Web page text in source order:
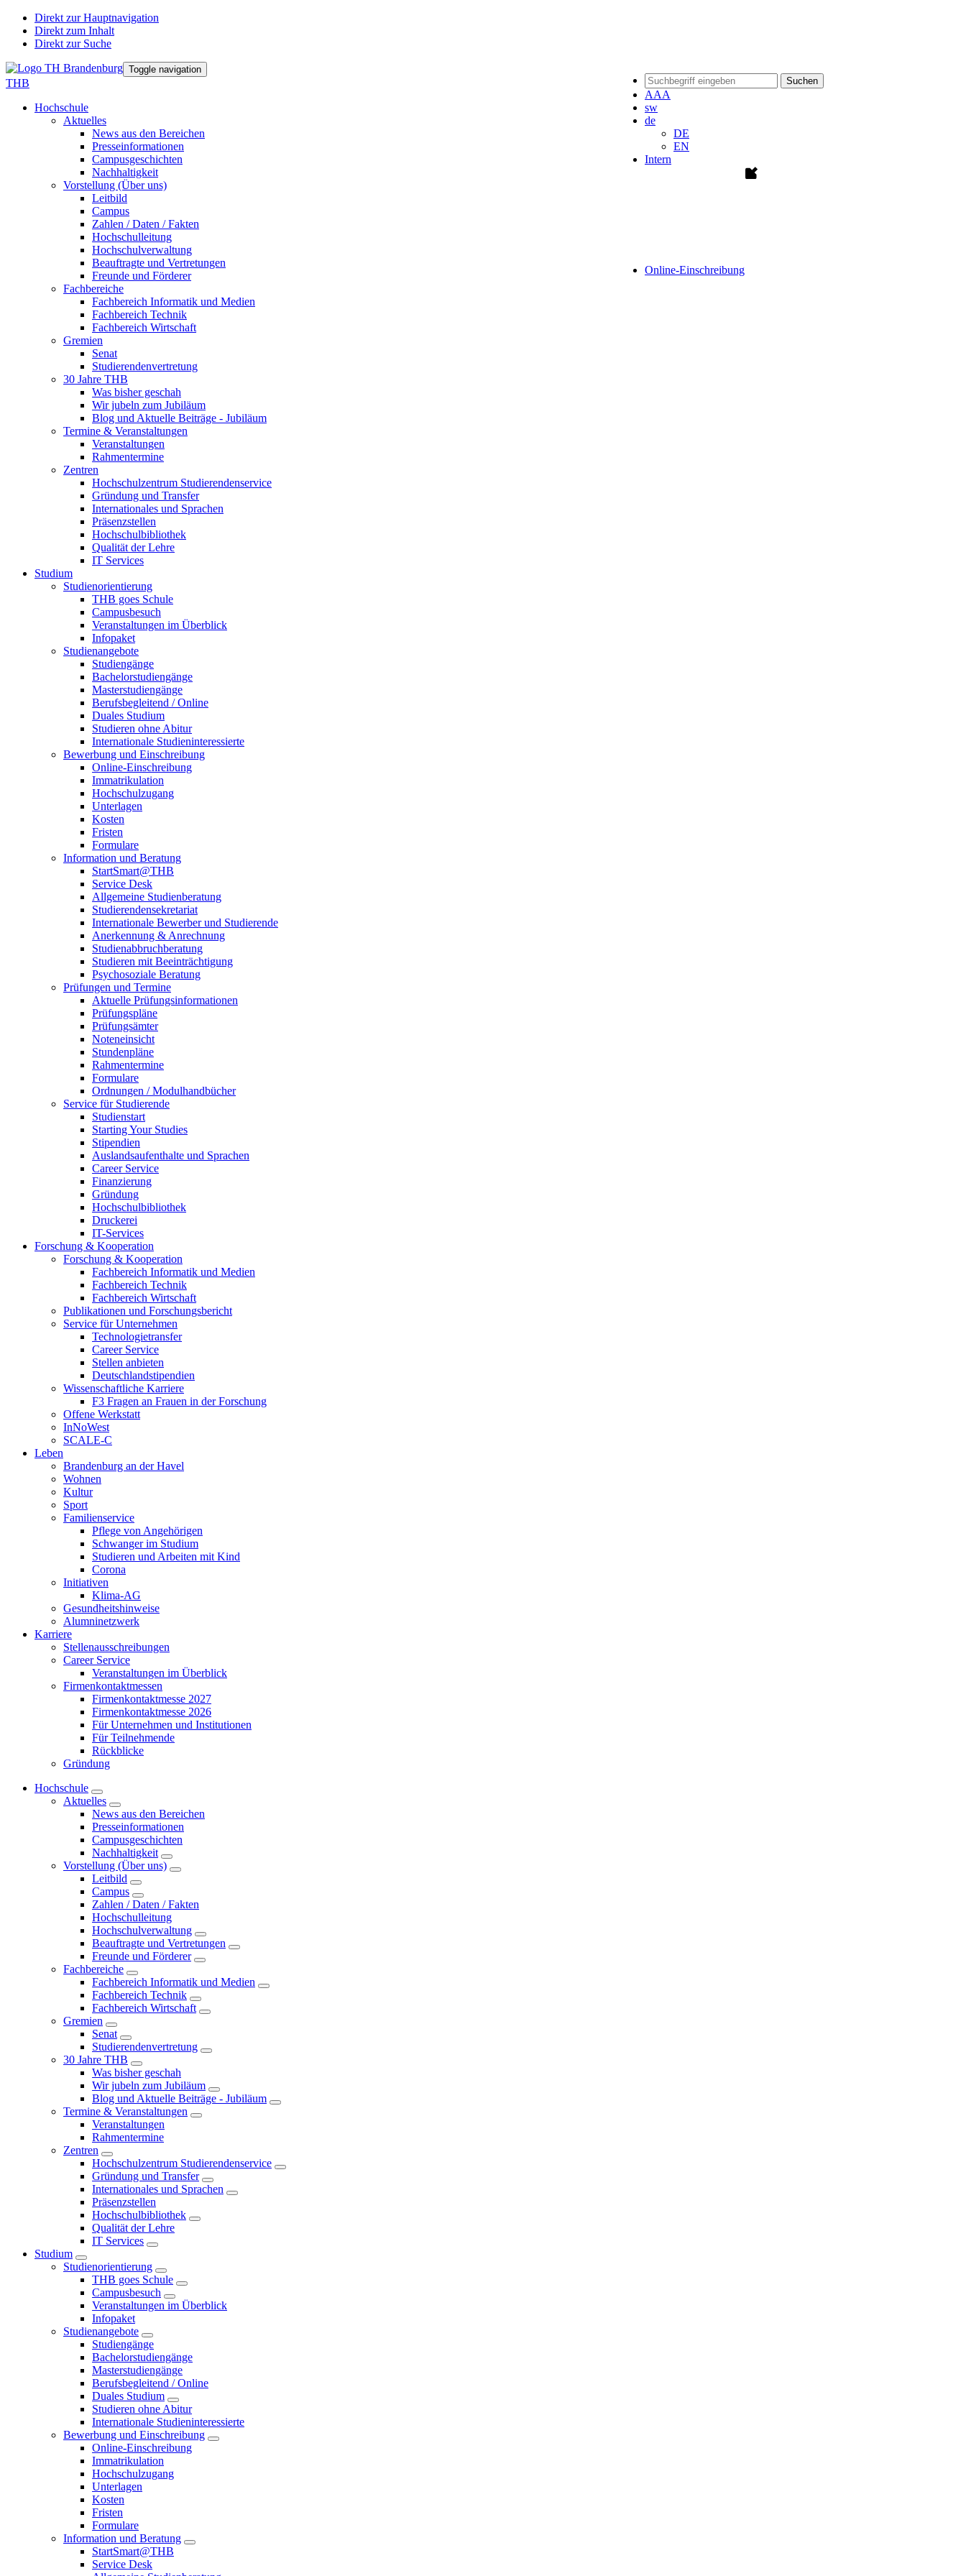
Direkt zur Hauptnavigation
Direkt zum Inhalt
Direkt zur Suche
Suchen
AAA
sw
de
DE
EN
Intern
Online-Einschreibung
Toggle navigation
THB
Hochschule
Aktuelles
News aus den Bereichen
Presseinformationen
Campusgeschichten
Nachhaltigkeit
Vorstellung (Über uns)
Leitbild
Campus
Zahlen / Daten / Fakten
Hochschulleitung
Hochschulverwaltung
Beauftragte und Vertretungen
Freunde und Förderer
Fachbereiche
Fachbereich Informatik und Medien
Fachbereich Technik
Fachbereich Wirtschaft
Gremien
Senat
Studierendenvertretung
30 Jahre THB
Was bisher geschah
Wir jubeln zum Jubiläum
Blog und Aktuelle Beiträge - Jubiläum
Termine & Veranstaltungen
Veranstaltungen
Rahmentermine
Zentren
Hochschulzentrum Studierendenservice
Gründung und Transfer
Internationales und Sprachen
Präsenzstellen
Hochschulbibliothek
Qualität der Lehre
IT Services
Studium
Studienorientierung
THB goes Schule
Campusbesuch
Veranstaltungen im Überblick
Infopaket
Studienangebote
Studiengänge
Bachelorstudiengänge
Masterstudiengänge
Berufsbegleitend / Online
Duales Studium
Studieren ohne Abitur
Internationale Studieninteressierte
Bewerbung und Einschreibung
Online-Einschreibung
Immatrikulation
Hochschulzugang
Unterlagen
Kosten
Fristen
Formulare
Information und Beratung
StartSmart@THB
Service Desk
Allgemeine Studienberatung
Studierendensekretariat
Internationale Bewerber und Studierende
Anerkennung & Anrechnung
Studienabbruchberatung
Studieren mit Beeinträchtigung
Psychosoziale Beratung
Prüfungen und Termine
Aktuelle Prüfungsinformationen
Prüfungspläne
Prüfungsämter
Noteneinsicht
Stundenpläne
Rahmentermine
Formulare
Ordnungen / Modulhandbücher
Service für Studierende
Studienstart
Starting Your Studies
Stipendien
Auslandsaufenthalte und Sprachen
Career Service
Finanzierung
Gründung
Hochschulbibliothek
Druckerei
IT-Services
Forschung & Kooperation
Forschung & Kooperation
Fachbereich Informatik und Medien
Fachbereich Technik
Fachbereich Wirtschaft
Publikationen und Forschungsbericht
Service für Unternehmen
Technologietransfer
Career Service
Stellen anbieten
Deutschlandstipendien
Wissenschaftliche Karriere
F3 Fragen an Frauen in der Forschung
Offene Werkstatt
InNoWest
SCALE-C
Leben
Brandenburg an der Havel
Wohnen
Kultur
Sport
Familienservice
Pflege von Angehörigen
Schwanger im Studium
Studieren und Arbeiten mit Kind
Corona
Initiativen
Klima-AG
Gesundheitshinweise
Alumninetzwerk
Karriere
Stellenausschreibungen
Career Service
Veranstaltungen im Überblick
Firmenkontaktmessen
Firmenkontaktmesse 2027
Firmenkontaktmesse 2026
Für Unternehmen und Institutionen
Für Teilnehmende
Rückblicke
Gründung
Hochschule
Aktuelles
News aus den Bereichen
Presseinformationen
Campusgeschichten
Nachhaltigkeit
Vorstellung (Über uns)
Leitbild
Campus
Zahlen / Daten / Fakten
Hochschulleitung
Hochschulverwaltung
Beauftragte und Vertretungen
Freunde und Förderer
Fachbereiche
Fachbereich Informatik und Medien
Fachbereich Technik
Fachbereich Wirtschaft
Gremien
Senat
Studierendenvertretung
30 Jahre THB
Was bisher geschah
Wir jubeln zum Jubiläum
Blog und Aktuelle Beiträge - Jubiläum
Termine & Veranstaltungen
Veranstaltungen
Rahmentermine
Zentren
Hochschulzentrum Studierendenservice
Gründung und Transfer
Internationales und Sprachen
Präsenzstellen
Hochschulbibliothek
Qualität der Lehre
IT Services
Studium
Studienorientierung
THB goes Schule
Campusbesuch
Veranstaltungen im Überblick
Infopaket
Studienangebote
Studiengänge
Bachelorstudiengänge
Masterstudiengänge
Berufsbegleitend / Online
Duales Studium
Studieren ohne Abitur
Internationale Studieninteressierte
Bewerbung und Einschreibung
Online-Einschreibung
Immatrikulation
Hochschulzugang
Unterlagen
Kosten
Fristen
Formulare
Information und Beratung
StartSmart@THB
Service Desk